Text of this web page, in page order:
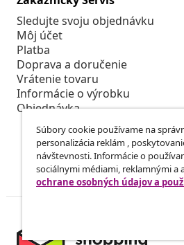
Sledujte svoju objednávku
Môj účet
Platba
Doprava a doručenie
Vrátenie tovaru
Informácie o výrobku
Objednávka
Súbory cookie používame na
personalizácia reklám ,
návštevnosti. Informácie o
sociálnymi médiami, reklamnými a
ochrane osobných údajov a